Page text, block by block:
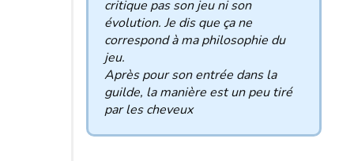
critique pas son jeu ni son
évolution. Je dis que ça ne
correspond à ma philosophie du
jeu.
Après pour son entrée dans la
guilde, la manière est un peu tiré
par les cheveux